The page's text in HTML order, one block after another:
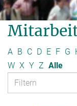
A B C D E F G
W X Y Z Alle